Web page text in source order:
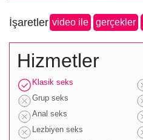
İşaretler video ile gerçekler
Hizmetler
Klasik seks
Grup seks
Anal seks
Lezbiyen seks